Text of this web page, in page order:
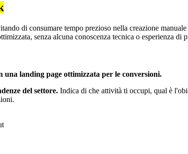
di consumare tempo prezioso nella creazione
senza alcuna conoscenza tecnica o esperienza di
una landing page ottimizzata per le conversioni.
del settore. Indica di che attività ti occupi, qual è